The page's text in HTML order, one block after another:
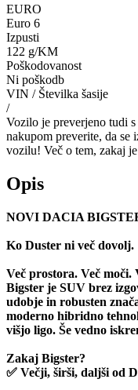
EURO
Euro 6
Izpusti
122 g/KM
Poškodovanost
Ni poškodb
VIN / Številka šasije
/
Vozilo je preverjeno tudi
nakupom preverite, da se
vozilu! Več o tem, zakaj
Opis
NOVI DACIA
Ko Duster ni več dovolj.
Več prostora. Več moči.
Bigster je SUV brez
udobje in robusten
moderno hibridno
višjo ligo. Še vedno
Zakaj Bigster?
✅ Večji, širši, daljši od